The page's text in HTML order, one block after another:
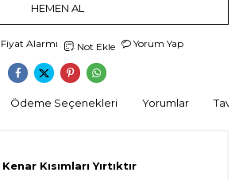
HEMEN AL
Fiyat Alarmı Not Ekle Yorum Yap
Ödeme Seçenekleri Yorumlar
Kısımları Yırtıktır